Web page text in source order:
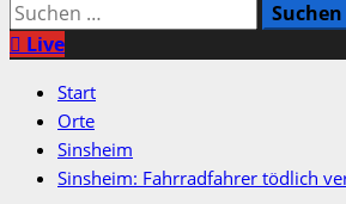
Suchen
nach:
Live
Start
Orte
Sinsheim
Sinsheim: Fahrradfahrer tödlich